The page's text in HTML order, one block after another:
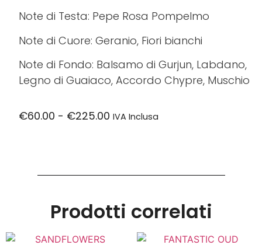
Note di Testa: Pepe Rosa Pompelmo
Note di Cuore: Geranio, Fiori bianchi
Note di Fondo: Balsamo di Gurjun, Labdano,
Legno di Guaiaco, Accordo Chypre, Muschio
€60.00 - €225.00 IVA Inclusa
Prodotti correlati